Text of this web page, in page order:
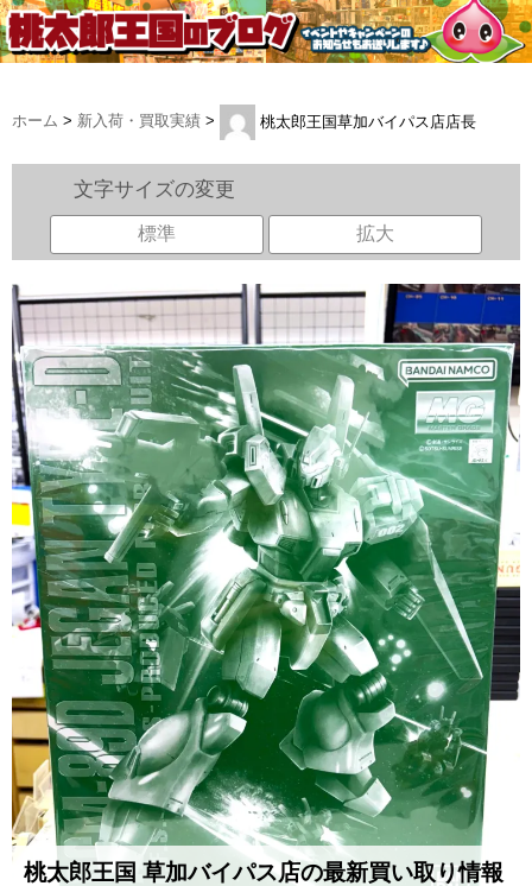
ホーム > 新入荷・買取実績 > 桃太郎王国草加バイパス店店長
文字サイズの変更
標準 拡大
桃太郎王国 草加バイパス店の最新買い取り情報